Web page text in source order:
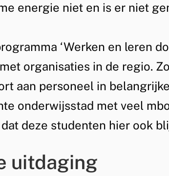
energie niet en is er niet
‘Werken en leren
organisaties in de regio.
aan personeel in
onderwijsstad met veel
deze studenten hier ook
uitdaging